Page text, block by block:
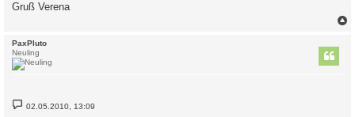
Gruß Verena
PaxPluto
Neuling
B
e
02.05.2010, 13:09